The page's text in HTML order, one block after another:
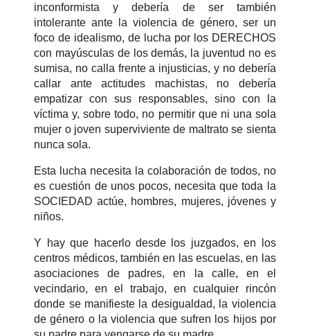
inconformista y debería de ser también
intolerante ante la violencia de género, ser un
foco de idealismo, de lucha por los DERECHOS
con mayúsculas de los demás, la juventud no es
sumisa, no calla frente a injusticias, y no debería
callar ante actitudes machistas, no debería
empatizar con sus responsables, sino con la
víctima y, sobre todo, no permitir que ni una sola
mujer o joven superviviente de maltrato se sienta
nunca sola.
Esta lucha necesita la colaboración de todos, no
es cuestión de unos pocos, necesita que toda la
SOCIEDAD actúe, hombres, mujeres, jóvenes y
niños.
Y hay que hacerlo desde los juzgados, en los
centros médicos, también en las escuelas, en las
asociaciones de padres, en la calle, en el
vecindario, en el trabajo, en cualquier rincón
donde se manifieste la desigualdad, la violencia
de género o la violencia que sufren los hijos por